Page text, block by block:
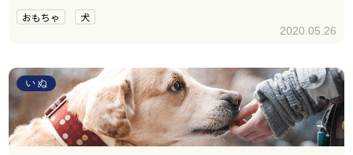
おもちゃ 犬
2020.05.26
いぬ